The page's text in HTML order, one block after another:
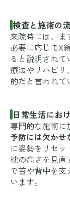
検査と施術の
来院時には、
必要に応じてX
ると説明され
療法やリハビリ
的だと言われて
日常生活にお
専門的な施術に
予防には欠かせ
に姿勢をリセ
枕の高さを見直
で首や背中を支
います。